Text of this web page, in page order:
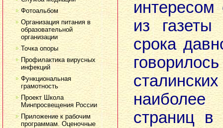
Фотоальбом
Организация питания в
образовательной
организации
Точка опоры
Профилактика вирусных
инфекций
Функциональная
грамотность
Проект Школа
Минпросвещения России
Приложение к рабочим
программам. Оценочные
из
срока
страниц в